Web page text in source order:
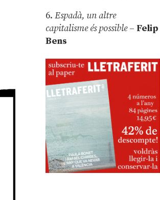
6.Espadà, un altre
capitalisme és possible – Felip
Bens